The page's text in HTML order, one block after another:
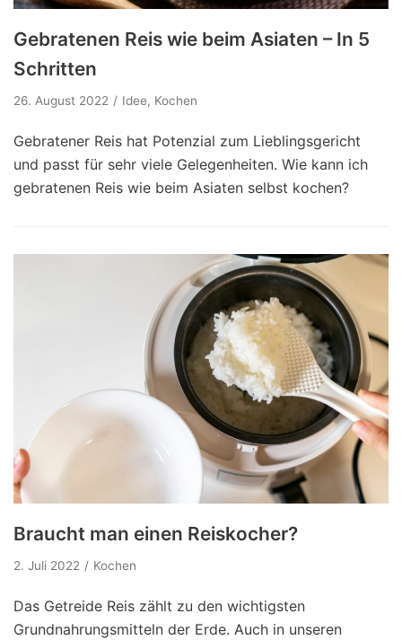
Gebratenen Reis wie beim Asiaten – In 5
Schritten
26. August 2022 Idee, Kochen
Gebratener Reis hat Potenzial zum Lieblingsgericht
und passt für sehr viele Gelegenheiten. Wie kann ich
gebratenen Reis wie beim Asiaten selbst kochen?
Braucht man einen Reiskocher?
2. Juli 2022 Kochen
Das Getreide Reis zählt zu den wichtigsten
Grundnahrungsmitteln der Erde. Auch in unseren